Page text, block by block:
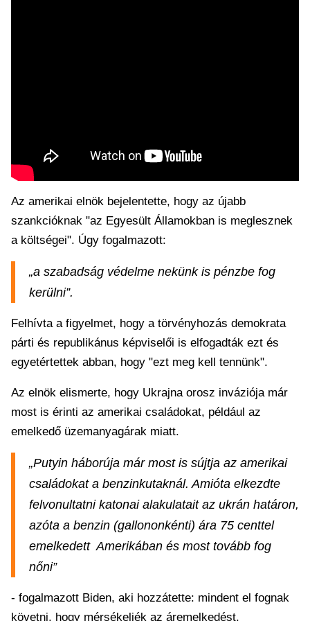
Az amerikai elnök bejelentette, hogy az újabb
szankcióknak "az Egyesült Államokban is meglesznek
a költségei". Úgy fogalmazott:
„a szabadság védelme nekünk is pénzbe fog
kerülni”.
Felhívta a figyelmet, hogy a törvényhozás demokrata
párti és republikánus képviselői is elfogadták ezt és
egyetértettek abban, hogy "ezt meg kell tennünk".
Az elnök elismerte, hogy Ukrajna orosz inváziója már
most is érinti az amerikai családokat, például az
emelkedő üzemanyagárak miatt.
„Putyin háborúja már most is sújtja az amerikai
családokat a benzinkutaknál. Amióta elkezdte
felvonultatni katonai alakulatait az ukrán határon,
azóta a benzin (gallononkénti) ára 75 centtel
emelkedett Amerikában és most tovább fog
nőni”
- fogalmazott Biden, aki hozzátette: mindent el fognak
követni, hogy mérsékeljék az áremelkedést.